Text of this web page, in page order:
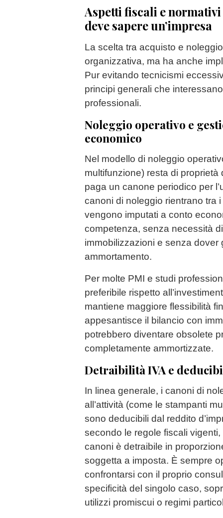
Aspetti fiscali e
deve sapere un’impresa
La scelta tra acquisto e
organizzativa, ma ha anche
Pur evitando tecnicismi
principi generali che
professionali.
Noleggio operativo e
economico
Nel modello di noleggio
multifunzione) resta di proprietà
paga un canone periodico per
canoni di noleggio rientrano tra i
vengono imputati a conto
competenza, senza necessità
immobilizzazioni e senza dover
ammortamento.
Per molte PMI e studi
preferibile rispetto
mantiene maggiore flessibilità
appesantisce il bilancio con
potrebbero diventare obsolete
completamente ammortizzate.
Detraibilità IVA e
In linea generale, i canoni di
all’attività (come le stampanti
sono deducibili dal reddito
secondo le regole fiscali vigenti,
canoni è detraibile in
soggetta a imposta. È sempre
confrontarsi con il proprio
specificità del singolo caso,
utilizzi promiscui o regimi